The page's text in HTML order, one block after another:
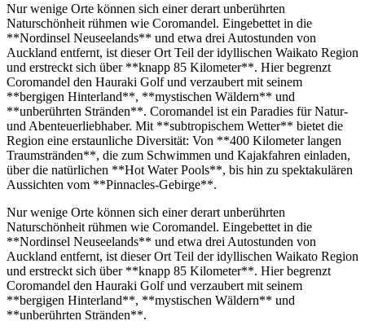
Nur wenige Orte können sich einer derart unberührten
Naturschönheit rühmen wie Coromandel. Eingebettet in die
**Nordinsel Neuseelands** und etwa drei Autostunden von
Auckland entfernt, ist dieser Ort Teil der idyllischen Waikato Region
und erstreckt sich über **knapp 85 Kilometer**. Hier begrenzt
Coromandel den Hauraki Golf und verzaubert mit seinem
**bergigen Hinterland**, **mystischen Wäldern** und
**unberührten Stränden**. Coromandel ist ein Paradies für Natur-
und Abenteuerliebhaber. Mit **subtropischem Wetter** bietet die
Region eine erstaunliche Diversität: Von **400 Kilometer langen
Traumstränden**, die zum Schwimmen und Kajakfahren einladen,
über die natürlichen **Hot Water Pools**, bis hin zu spektakulären
Aussichten vom **Pinnacles-Gebirge**.
Nur wenige Orte können sich einer derart unberührten
Naturschönheit rühmen wie Coromandel. Eingebettet in die
**Nordinsel Neuseelands** und etwa drei Autostunden von
Auckland entfernt, ist dieser Ort Teil der idyllischen Waikato Region
und erstreckt sich über **knapp 85 Kilometer**. Hier begrenzt
Coromandel den Hauraki Golf und verzaubert mit seinem
**bergigen Hinterland**, **mystischen Wäldern** und
**unberührten Stränden**.